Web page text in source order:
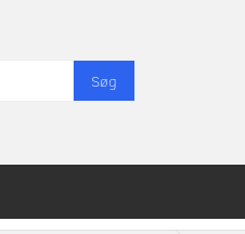
Søg